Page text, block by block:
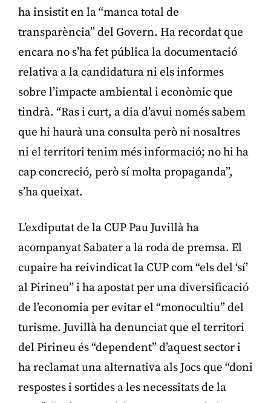
ha insistit en la “manca total de
transparència” del Govern. Ha recordat que
encara no s’ha fet pública la documentació
relativa a la candidatura ni els informes
sobre l’impacte ambiental i econòmic que
tindrà. “Ras i curt, a dia d’avui només sabem
que hi haurà una consulta però ni nosaltres
ni el territori tenim més informació; no hi ha
cap concreció, però sí molta propaganda”,
s’ha queixat.
L’exdiputat de la CUP Pau Juvillà ha
acompanyat Sabater a la roda de premsa. El
cupaire ha reivindicat la CUP com “els del ‘sí’
al Pirineu” i ha apostat per una diversificació
de l’economia per evitar el “monocultiu” del
turisme. Juvillà ha denunciat que el territori
del Pirineu és “dependent” d’aquest sector i
ha reclamat una alternativa als Jocs que “doni
respostes i sortides a les necessitats de la